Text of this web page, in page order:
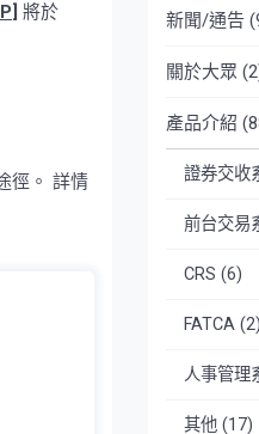
] 將於
徑。 詳情
新聞/通告
關於大眾
產品介紹
證券交收
前台交易
CRS (6)
FATCA(2)
人事管理
其他(17)